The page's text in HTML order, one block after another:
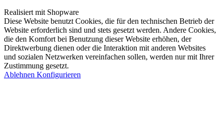
Realisiert mit Shopware
Diese Website benutzt Cookies, die für den technischen Betrieb der
Website erforderlich sind und stets gesetzt werden. Andere Cookies,
die den Komfort bei Benutzung dieser Website erhöhen, der
Direktwerbung dienen oder die Interaktion mit anderen Websites
und sozialen Netzwerken vereinfachen sollen, werden nur mit Ihrer
Zustimmung gesetzt.
Ablehnen Konfigurieren